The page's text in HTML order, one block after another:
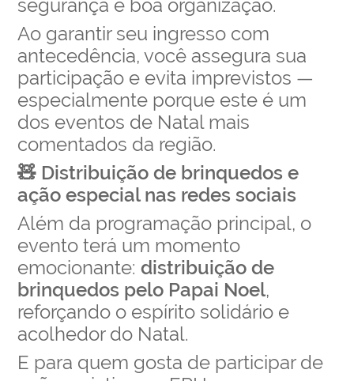
segurança e boa organização.
Ao garantir seu ingresso com
antecedência, você assegura sua
participação e evita imprevistos —
especialmente porque este é um
dos eventos de Natal mais
comentados da região.
🧸 Distribuição de brinquedos e
ação especial nas redes sociais
Além da programação principal, o
evento terá um momento
emocionante:distribuição de
brinquedos pelo Papai Noel,
reforçando o espírito solidário e
acolhedor do Natal.
E para quem gosta de participar de